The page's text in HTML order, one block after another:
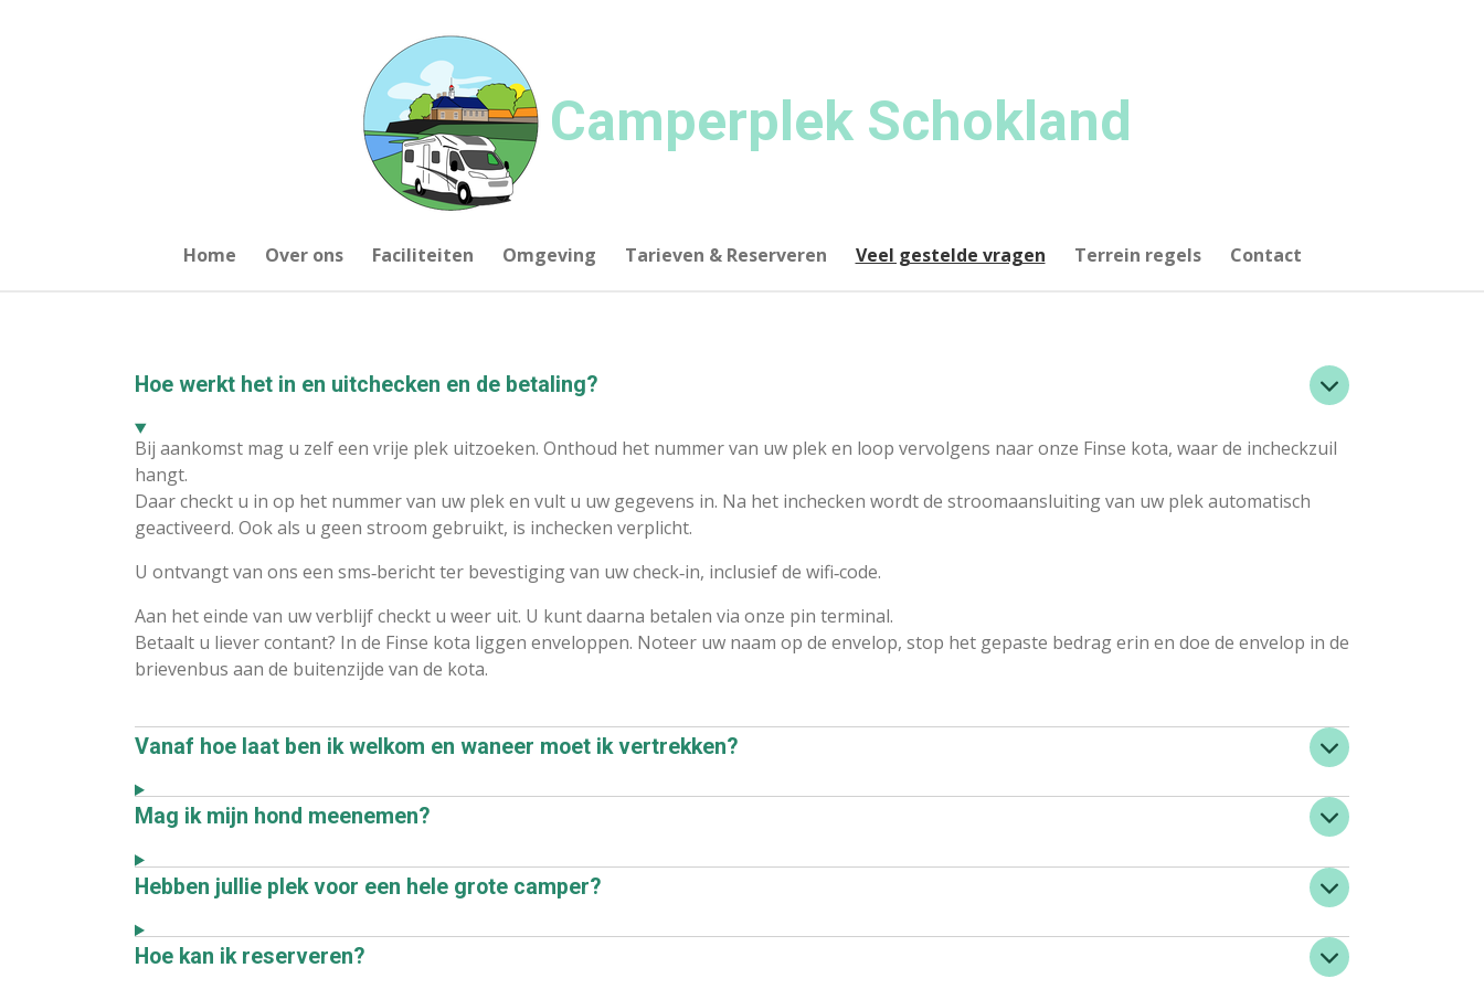
Camperplek Schokland
Home Over ons Faciliteiten Omgeving Tarieven & Reserveren Veel gestelde vragen Terrein regels Contact
Hoe werkt het in en uitchecken en de betaling?
Bij aankomst mag u zelf een vrije plek uitzoeken. Onthoud het nummer van uw plek en loop vervolgens naar onze Finse kota, waar de incheckzuil
hangt.
Daar checkt u in op het nummer van uw plek en vult u uw gegevens in. Na het inchecken wordt de stroomaansluiting van uw plek automatisch
geactiveerd. Ook als u geen stroom gebruikt, is inchecken verplicht.
U ontvangt van ons een sms‑bericht ter bevestiging van uw check‑in, inclusief de wifi‑code.
Aan het einde van uw verblijf checkt u weer uit. U kunt daarna betalen via onze pin terminal.
Betaalt u liever contant? In de Finse kota liggen enveloppen. Noteer uw naam op de envelop, stop het gepaste bedrag erin en doe de envelop in de
brievenbus aan de buitenzijde van de kota.
Vanaf hoe laat ben ik welkom en waneer moet ik vertrekken?
Mag ik mijn hond meenemen?
Hebben jullie plek voor een hele grote camper?
Hoe kan ik reserveren?